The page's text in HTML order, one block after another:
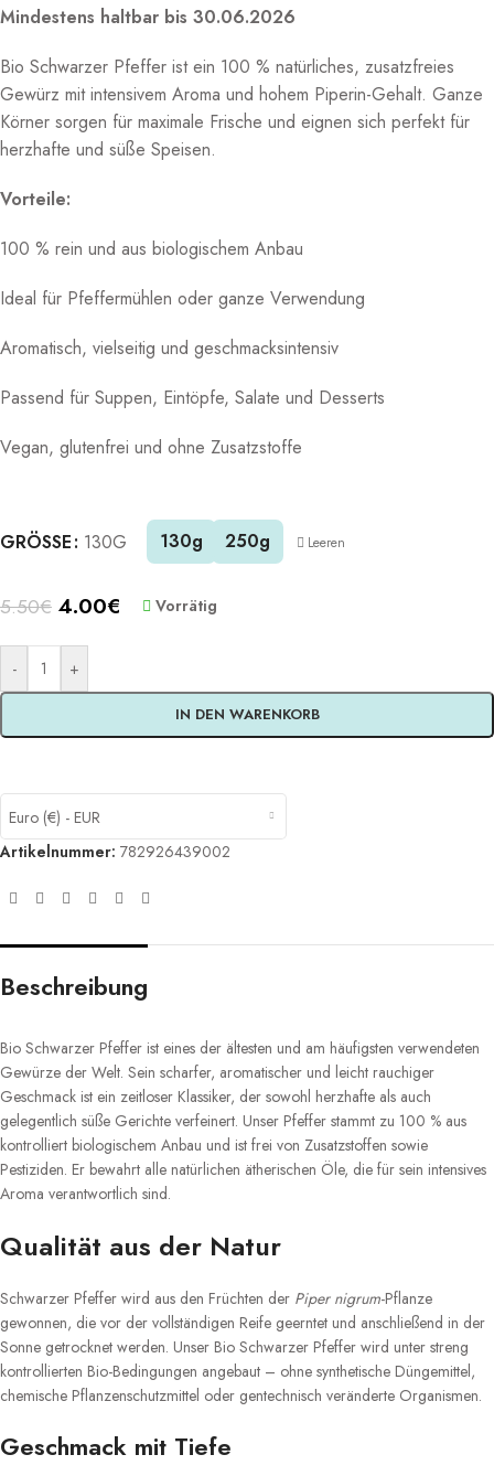
Mindestens haltbar bis 30.06.2026
Bio Schwarzer Pfeffer ist ein 100 % natürliches, zusatzfreies
Gewürz mit intensivem Aroma und hohem Piperin-Gehalt. Ganze
Körner sorgen für maximale Frische und eignen sich perfekt für
herzhafte und süße Speisen.
Vorteile:
100 % rein und aus biologischem Anbau
Ideal für Pfeffermühlen oder ganze Verwendung
Aromatisch, vielseitig und geschmacksintensiv
Passend für Suppen, Eintöpfe, Salate und Desserts
Vegan, glutenfrei und ohne Zusatzstoffe
GRÖSSE 130G 130g 250g Leeren
5.50€ 4.00€ Vorrätig
- +
IN DEN WARENKORB
Alternative:
Euro (€) - EUR
Artikelnummer: 782926439002
Beschreibung
Bio Schwarzer Pfeffer ist eines der ältesten und am häufigsten verwendeten
Gewürze der Welt. Sein scharfer, aromatischer und leicht rauchiger
Geschmack ist ein zeitloser Klassiker, der sowohl herzhafte als auch
gelegentlich süße Gerichte verfeinert. Unser Pfeffer stammt zu 100 % aus
kontrolliert biologischem Anbau und ist frei von Zusatzstoffen sowie
Pestiziden. Er bewahrt alle natürlichen ätherischen Öle, die für sein intensives
Aroma verantwortlich sind.
Qualität aus der Natur
Schwarzer Pfeffer wird aus den Früchten der Piper nigrum-Pflanze
gewonnen, die vor der vollständigen Reife geerntet und anschließend in der
Sonne getrocknet werden. Unser Bio Schwarzer Pfeffer wird unter streng
kontrollierten Bio-Bedingungen angebaut – ohne synthetische Düngemittel,
chemische Pflanzenschutzmittel oder gentechnisch veränderte Organismen.
Geschmack mit Tiefe